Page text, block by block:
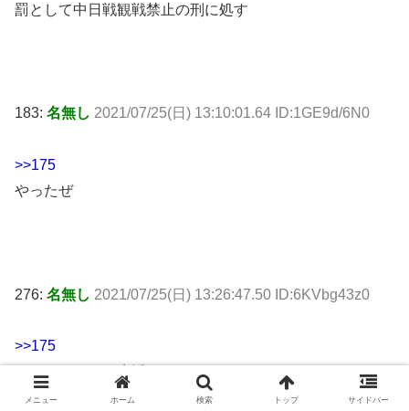
罰として中日戦観戦禁止の刑に処す
183: 名無し 2021/07/25(日) 13:10:01.64 ID:1GE9d/6N0
>>175
やったぜ
276: 名無し 2021/07/25(日) 13:26:47.50 ID:6KVbg43z0
>>175
ストレスフリー生活へ
メニュー ホーム 検索 トップ サイドバー